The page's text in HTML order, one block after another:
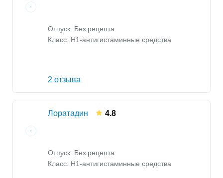
Отпуск: Без рецепта
Класс: H1-антигистаминные средства
2 отзыва
Лоратадин 4.8
Отпуск: Без рецепта
Класс: H1-антигистаминные средства